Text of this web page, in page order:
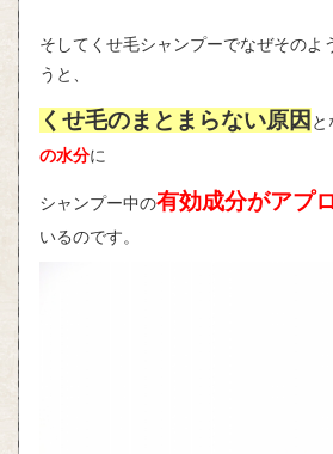
そしてくせ毛シャンプーでなぜそのよ
うと、
くせ毛のまとまらない原因 と
の水分に
シャンプー中の有効成分がアプ
いるのです。